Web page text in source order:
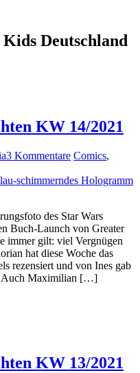
Deutschland
KW 14/2021
3 Kommentare Comics,
des Star Wars
Buch-Launch von Greater
immer gilt: viel Vergnügen
hat diese Woche das
rezensiert und von Ines gab
Auch Maximilian […]
KW 13/2021